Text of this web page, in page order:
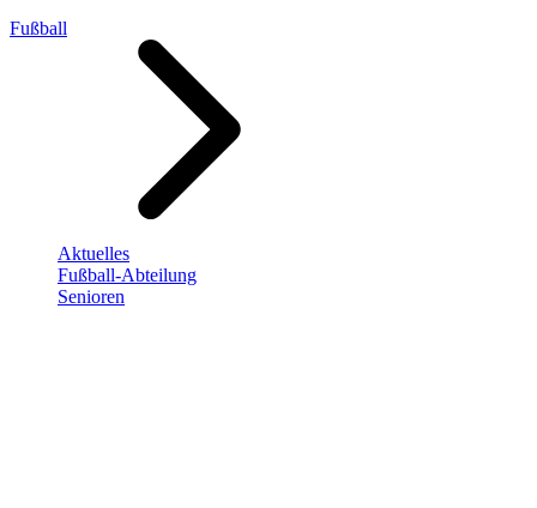
Fußball
Aktuelles
Fußball-Abteilung
Senioren